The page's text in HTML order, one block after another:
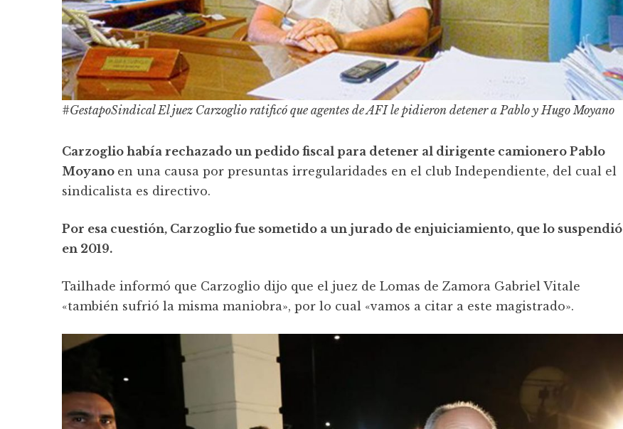
#GestapoSindical El juez Carzoglio ratificó que agentes de AFI le pidieron detener a Pablo y Hugo Moyano
Carzoglio había rechazado un pedido fiscal para detener al dirigente camionero Pablo
Moyano en una causa por presuntas irregularidades en el club Independiente, del cual el
sindicalista es directivo.
Por esa cuestión, Carzoglio fue sometido a un jurado de enjuiciamiento, que lo suspendió
en 2019.
Tailhade informó que Carzoglio dijo que el juez de Lomas de Zamora Gabriel Vitale
«también sufrió la misma maniobra», por lo cual «vamos a citar a este magistrado».